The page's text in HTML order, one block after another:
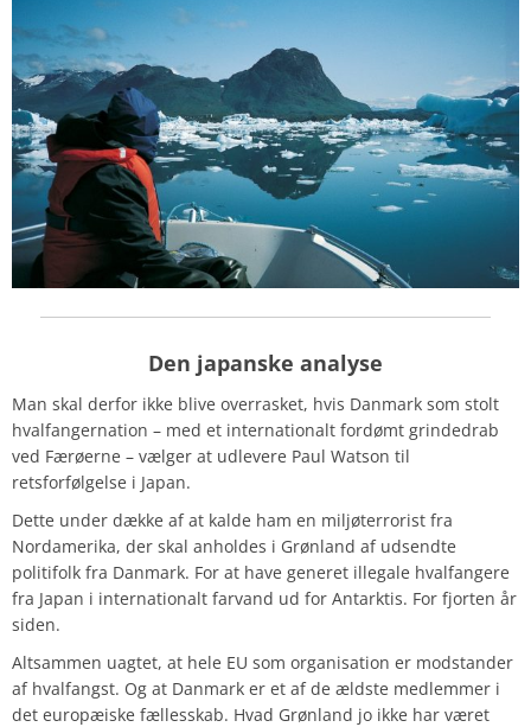
Den japanske analyse
Man skal derfor ikke blive overrasket, hvis Danmark som stolt
hvalfangernation – med et internationalt fordømt grindedrab
ved Færøerne – vælger at udlevere Paul Watson til
retsforfølgelse i Japan.
Dette under dække af at kalde ham en miljøterrorist fra
Nordamerika, der skal anholdes i Grønland af udsendte
politifolk fra Danmark. For at have generet illegale hvalfangere
fra Japan i internationalt farvand ud for Antarktis. For fjorten år
siden.
Altsammen uagtet, at hele EU som organisation er modstander
af hvalfangst. Og at Danmark er et af de ældste medlemmer i
det europæiske fællesskab. Hvad Grønland jo ikke har været